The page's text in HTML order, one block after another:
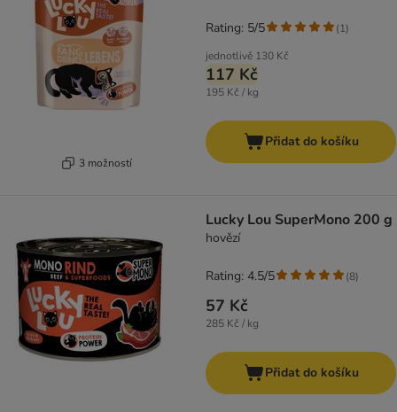
3 možností
jednotlivě 130 Kč
117 Kč
195 Kč / kg
Rating: 5/5 (1)
Přidat do košíku
Lucky Lou SuperMono 200 g
hovězí
57 Kč
285 Kč / kg
Rating: 4.5/5 (8)
Přidat do košíku